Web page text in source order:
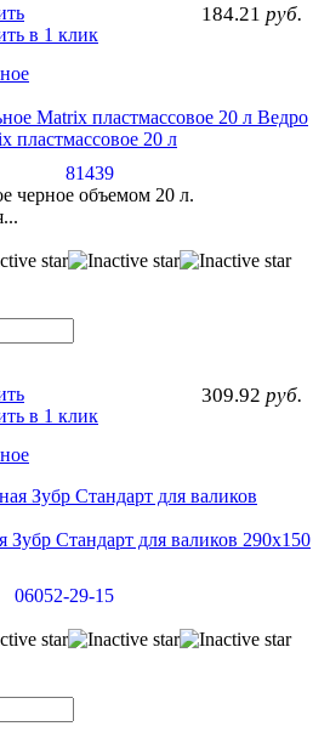
184.21 руб.
в 1 клик
Ведро
пластмассовое 20 л
81439
черное объемом 20 л.
309.92 руб.
в 1 клик
Зубр Стандарт для валиков 290х150
06052-29-15